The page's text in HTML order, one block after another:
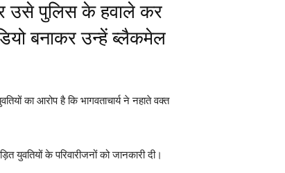
उसे पुलिस के हवाले कर
बनाकर उन्हें ब्लैकमेल
का आरोप है कि भागवताचार्य ने नहाते वक्त
युवतियों के परिवारीजनों को जानकारी दी।